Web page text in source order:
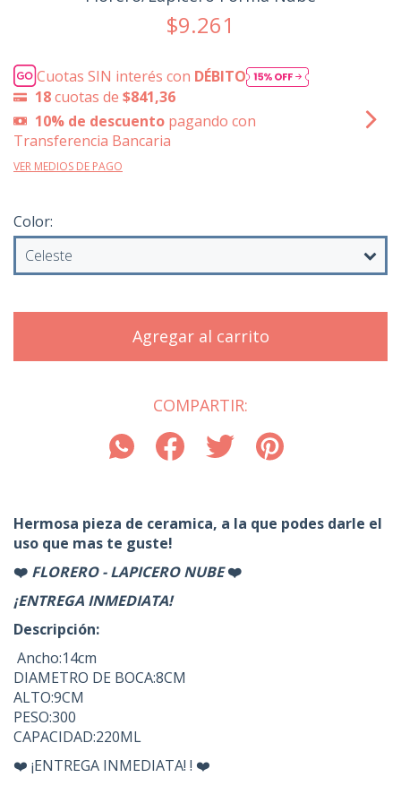
$9.261
Cuotas SIN interés con DÉBITO
18cuotas de $841,36
10% de descuento pagando con
Transferencia Bancaria
VER MEDIOS DE PAGO
Color:
COMPARTIR:
Hermosa pieza de ceramica, a la que podes darle el
uso que mas te guste!
❤️ FLORERO - LAPICERO NUBE❤️
¡ENTREGA INMEDIATA!
Descripción:
Ancho:14cm
DIAMETRO DE BOCA:8CM
ALTO:9CM
PESO:300
CAPACIDAD:220ML
❤️ ¡ENTREGA INMEDIATA! ! ❤️